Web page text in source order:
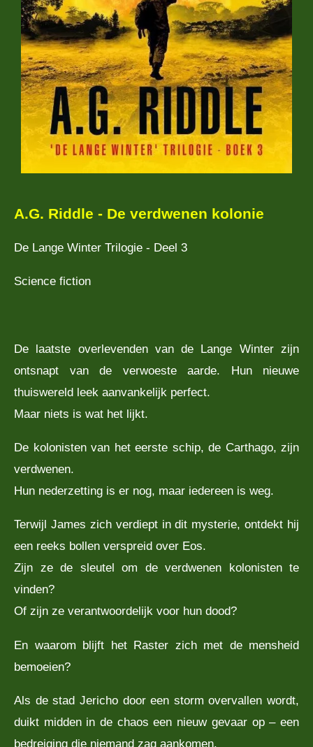
A.G. Riddle - De verdwenen kolonie
De Lange Winter Trilogie - Deel 3
Science fiction
De laatste overlevenden van de Lange Winter zijn
ontsnapt van de verwoeste aarde. Hun nieuwe
thuiswereld leek aanvankelijk perfect.
Maar niets is wat het lijkt.
De kolonisten van het eerste schip, de Carthago, zijn
verdwenen.
Hun nederzetting is er nog, maar iedereen is weg.
Terwijl James zich verdiept in dit mysterie, ontdekt hij
een reeks bollen verspreid over Eos.
Zijn ze de sleutel om de verdwenen kolonisten te
vinden?
Of zijn ze verantwoordelijk voor hun dood?
En waarom blijft het Raster zich met de mensheid
bemoeien?
Als de stad Jericho door een storm overvallen wordt,
duikt midden in de chaos een nieuw gevaar op – een
bedreiging die niemand zag aankomen.